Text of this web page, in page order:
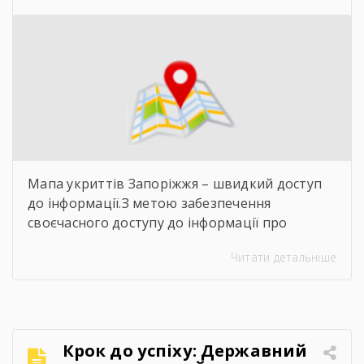
Мапа укриттів Запоріжжя – швидкий доступ
до інформації.З метою забезпечення
своєчасного доступу до інформації про
пропонуємо скористатися інтерактивною
щодо розташування укриттів доступна на
офіційних інформаційних ресурсах: ▪️
Читати детальніше
Крок до успіху: Державний